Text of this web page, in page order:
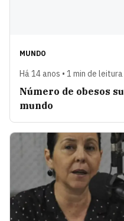
MUNDO
Há 14 anos • 1 min de leitura
Número de obesos
mundo